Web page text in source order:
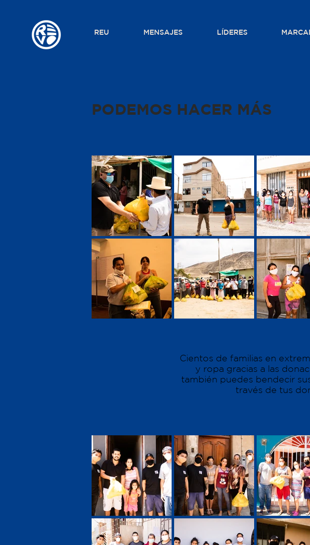
REU MENSAJES LÍDERES
PODEMOS HACER MÁS
Cientos de familias en
y ropa gracias a las
también puedes bendecir
través de tus